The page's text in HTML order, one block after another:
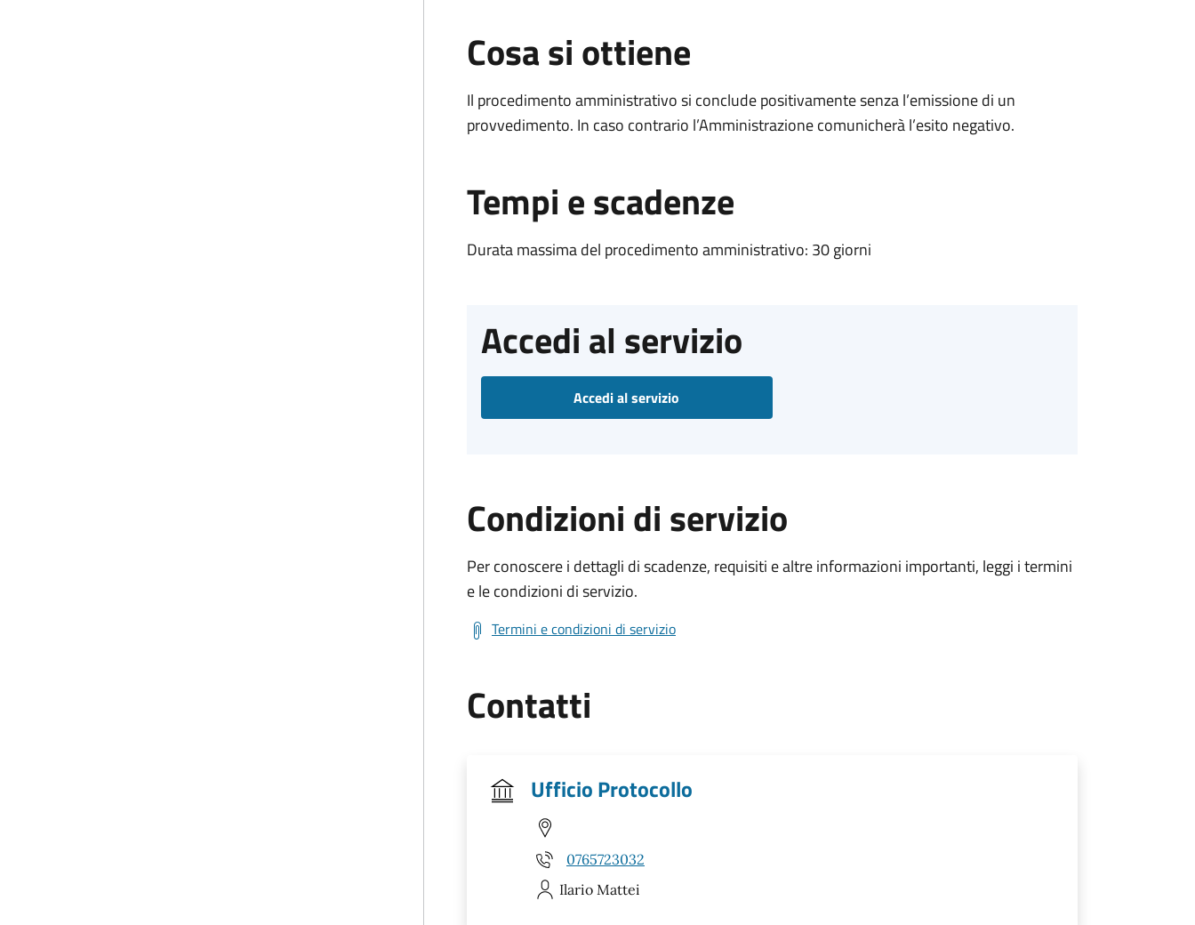
Cosa si ottiene
Il procedimento amministrativo si conclude positivamente senza l’emissione di un
provvedimento. In caso contrario l’Amministrazione comunicherà l’esito negativo.
Tempi e scadenze
Durata massima del procedimento amministrativo: 30 giorni
Accedi al servizio
Accedi al servizio
Condizioni di servizio
Per conoscere i dettagli di scadenze, requisiti e altre informazioni importanti, leggi i termini
e le condizioni di servizio.
Termini e condizioni di servizio
Contatti
Ufficio Protocollo
0765723032
Ilario Mattei